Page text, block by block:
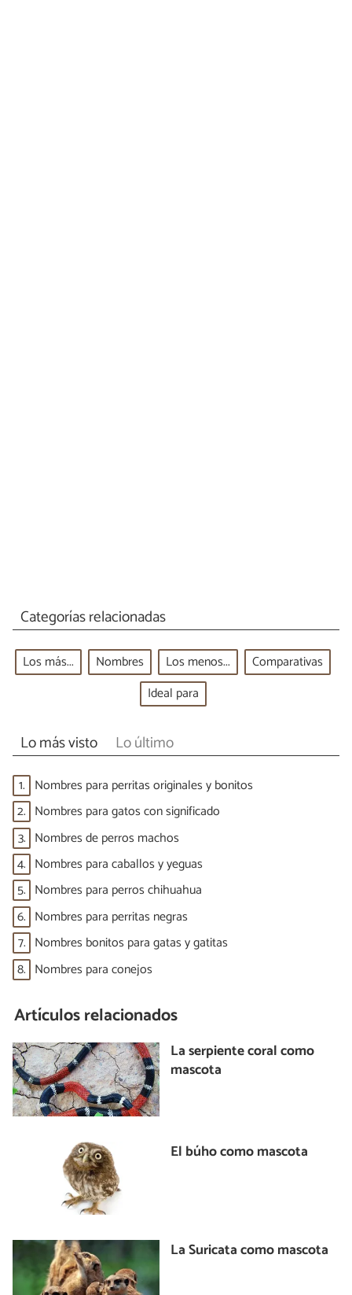
Categorías relacionadas
Los más... Nombres Los menos...
Comparativas
Ideal para
Lo más visto Lo último
1. Nombres para perritas originales y bonitos
2. Nombres para gatos con significado
3. Nombres de perros machos
4. Nombres para caballos y yeguas
5. Nombres para perros chihuahua
6. Nombres para perritas negras
7. Nombres bonitos para gatas y gatitas
8. Nombres para conejos
Artículos relacionados
La serpiente coral como
mascota
El búho como mascota
La Suricata como mascota